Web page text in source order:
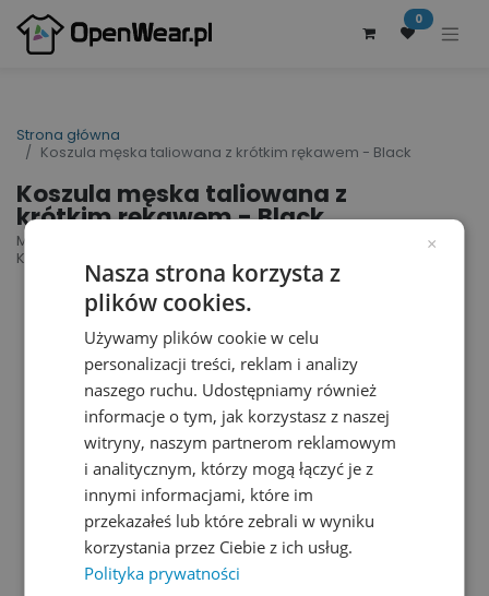
0
Strona główna
Koszula męska taliowana z krótkim rękawem - Black
Koszula męska taliowana z
krótkim rękawem - Black
Men´s Tailored Fit Shirt Short Sleeve | nr art.:
K120 | nr art. producenta: KK120
×
Nasza strona korzysta z
plików cookies.
Używamy plików cookie w celu
personalizacji treści, reklam i analizy
naszego ruchu. Udostępniamy również
informacje o tym, jak korzystasz z naszej
witryny, naszym partnerom reklamowym
i analitycznym, którzy mogą łączyć je z
innymi informacjami, które im
przekazałeś lub które zebrali w wyniku
korzystania przez Ciebie z ich usług.
Polityka prywatności